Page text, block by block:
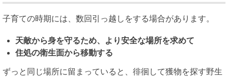
子育ての時期には、数回引っ越しをする場合があります。
天敵から身を守るため、より安全な場所を求めて
住処の衛生面から移動する
ずっと同じ場所に留まっていると、徘徊して獲物を探す野生